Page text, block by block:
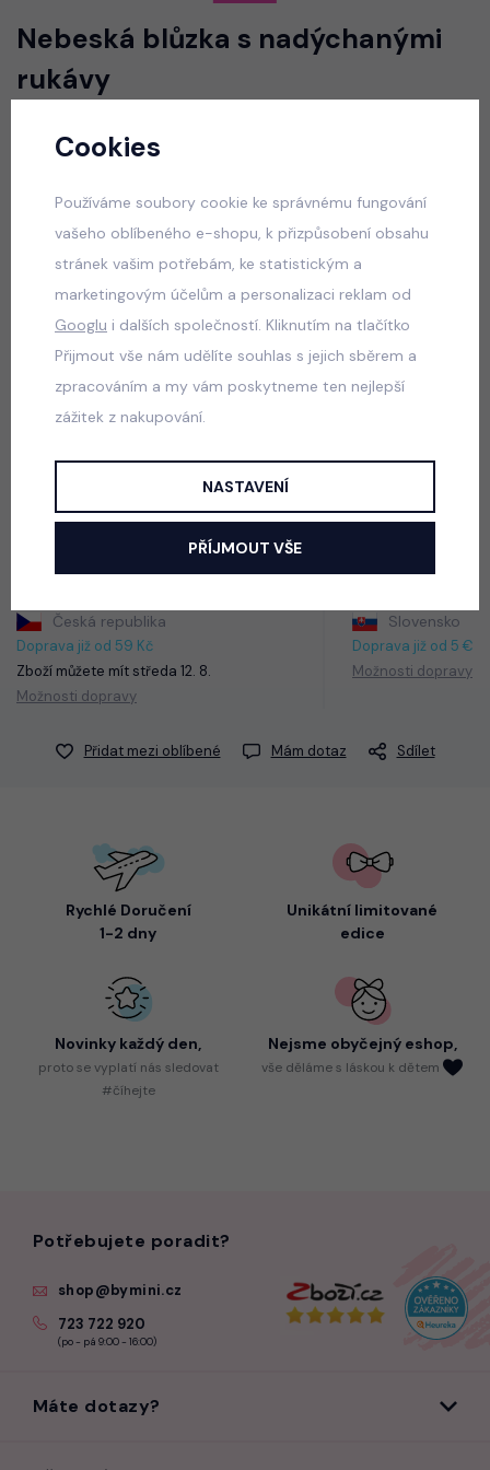
Nebeská blůzka s nadýchanými
rukávy
Vyberte velikost
skladem 165 Kč
330 Kč
VLOŽIT DO KOŠÍKU
Popis Jak vybrat správnou velikost?
Stretch žebrovaná blůzka s nadýchanými krajkovými rukávy.
Barva: nebeská
Česká republika
Doprava již od 59 Kč
Zboží můžete mít středa 12. 8.
Možnosti dopravy
Slovensko
Doprava již od 5 €
Možnosti dopravy
Přidat mezi oblíbené Mám dotaz Sdílet
Rychlé Doručení
1-2 dny
Unikátní limitované
edice
Novinky každý den,
protose vyplatí nás sledovat
#číhejte
Nejsme obyčejný eshop,
vše děláme s láskou k dětem
Potřebujete poradit?
shop@bymini.cz
723 722 920
(po - pá 9:00 - 16:00)
Máte dotazy?
Cookies
Používáme soubory cookie ke správnému fungování
vašeho oblíbeného e-shopu, k přizpůsobení obsahu
stránek vašim potřebám, ke statistickým a
marketingovým účelům a personalizaci reklam od
Googlu i dalších společností. Kliknutím na tlačítko
Přijmout vše nám udělíte souhlas s jejich sběrem a
zpracováním a my vám poskytneme ten nejlepší
zážitek z nakupování.
NASTAVENÍ
PŘÍJMOUT VŠE